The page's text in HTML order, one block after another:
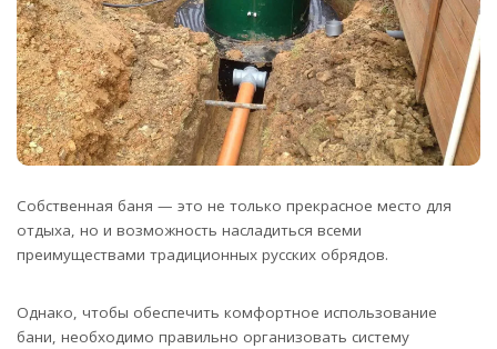
Собственная баня — это не только прекрасное место для
отдыха, но и возможность насладиться всеми
преимуществами традиционных русских обрядов.
Однако, чтобы обеспечить комфортное использование
бани, необходимо правильно организовать систему